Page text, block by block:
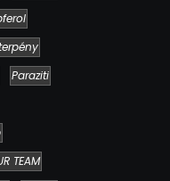
Paraziti
TEAM